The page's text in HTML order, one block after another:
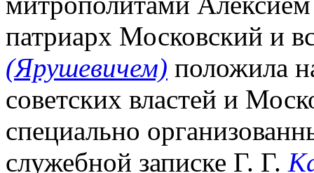
патриарх Московский и
(Ярушевичем) положила
советских властей и
специально
служебной записке Г. Г.